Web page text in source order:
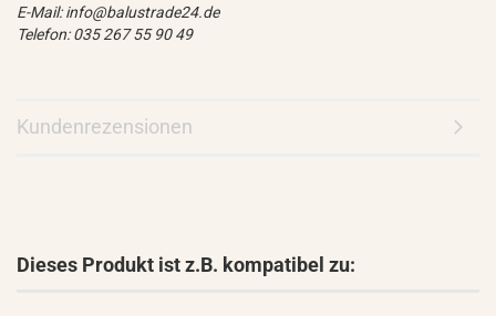
E-Mail: info@balustrade24.de
Telefon: 035 267 55 90 49
Kundenrezensionen
Dieses Produkt ist z.B. kompatibel zu: